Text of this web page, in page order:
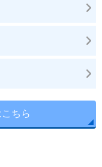
ちら